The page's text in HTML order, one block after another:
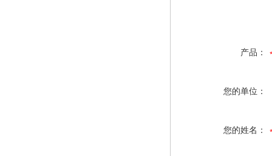
产品：
您的单位：
您的姓名：